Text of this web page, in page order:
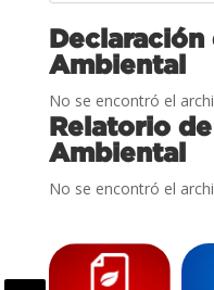
Ambiental
No se encontró el
Relatorio
Ambiental
No se encontró el